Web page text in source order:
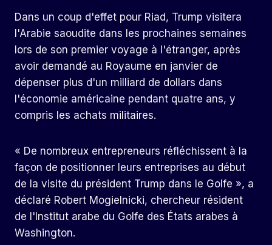
Dans un coup d'effet pour Riad, Trump visitera
l'Arabie saoudite dans les prochaines semaines
lors de son premier voyage à l'étranger, après
avoir demandé au Royaume en janvier de
dépenser plus d'un milliard de dollars dans
l'économie américaine pendant quatre ans, y
compris les achats militaires.
« De nombreux entrepreneurs réfléchissent à la
façon de positionner leurs entreprises au début
de la visite du président Trump dans le Golfe », a
déclaré Robert Mogielnicki, chercheur résident
de l'Institut arabe du Golfe des États arabes à
Washington.